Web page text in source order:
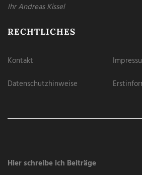
Ihr Andreas Kissel
RECHTLICHES
Kontakt
Datenschutzhinweise
Hier schreibe ich Beiträge